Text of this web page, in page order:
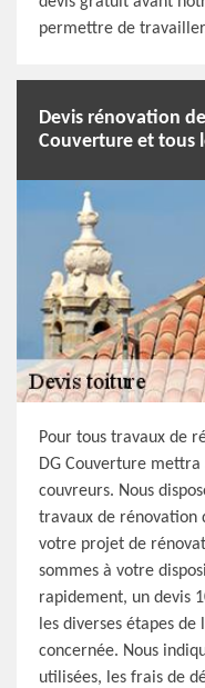
permettre de
Devis rénovation
Couverture et tous
Pour tous travaux de
DG Couverture
couvreurs. Nous
travaux de rénovation
votre projet de
sommes à votre
rapidement, un devis
les diverses étapes
concernée. Nous
utilisées, les frais de